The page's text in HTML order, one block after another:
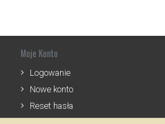
Moje Konto
Logowanie
Nowe konto
Reset hasła